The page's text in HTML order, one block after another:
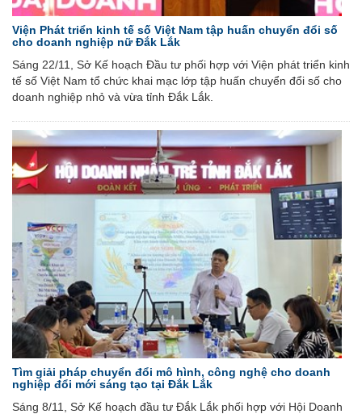
Viện Phát triển kinh tế số Việt Nam tập huấn chuyển đổi số
cho doanh nghiệp nữ Đắk Lắk
Sáng 22/11, Sở Kế hoạch Đầu tư phối hợp với Viện phát triển kinh
tế số Việt Nam tổ chức khai mạc lớp tập huấn chuyển đổi số cho
doanh nghiệp nhỏ và vừa tỉnh Đắk Lắk.
Tìm giải pháp chuyển đổi mô hình, công nghệ cho doanh
nghiệp đổi mới sáng tạo tại Đắk Lắk
Sáng 8/11, Sở Kế hoạch đầu tư Đắk Lắk phối hợp với Hội Doanh